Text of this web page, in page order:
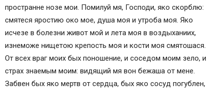
пространне нозе мои. Помилуй мя, Господи, яко скорблю:
смятеся яростию око мое, душа моя и утроба моя. Яко
исчезе в болезни живот мой и лета моя в воздыханиих,
изнеможе нищетою крепость моя и кости моя смятошася.
От всех враг моих бых поношение, и соседом моим зело, и
страх знаемым моим: видящий мя вон бежаша от мене.
Забвен бых яко мертв от сердца, бых яко сосуд погублен,